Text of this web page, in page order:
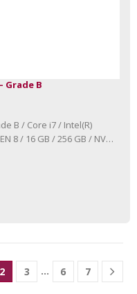
Grade B
B / Core i7 / Intel(R)
8 / 16 GB / 256 GB / NVMe
2 3 … 6 7